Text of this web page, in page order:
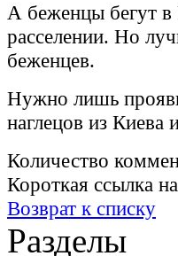
А беженцы бегут
расселении. Но
беженцев.
Нужно лишь
наглецов из
Количество
Короткая ссылка
Возврат к списку
Разделы